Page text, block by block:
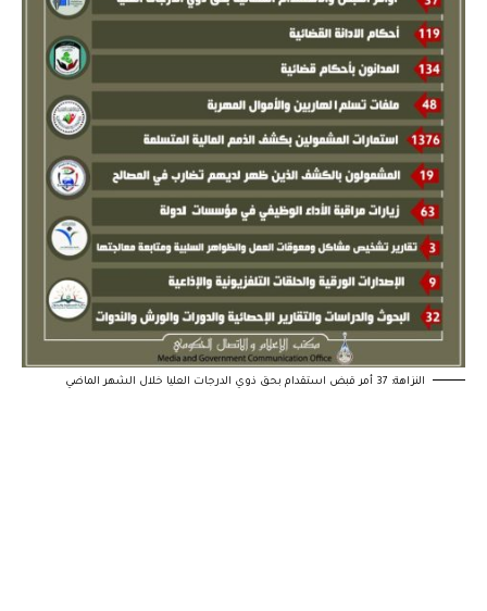
النزاهة: 37 أمر قبض استقدام بحق ذوي الدرجات العليا خلال الشهر الماضي